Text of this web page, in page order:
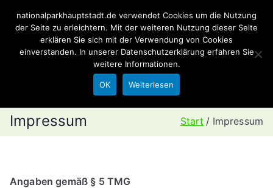
InhaltNationalparkhaupt
stadt.de
Point of Interests im Nationalpark Eifel
Impressum Start Impressum
Angaben gemäß § 5 TMG
nationalparkhauptstadt.de verwendet Cookies um die Nutzung
der Seite zu erleichtern. Mit der weiteren Nutzung dieser Seite
erklären Sie sich mit der Verwendung von Cookies
einverstanden. In unserer Datenschutzerklärung erfahren Sie
weitere Informationen.
OK Weiterlesen